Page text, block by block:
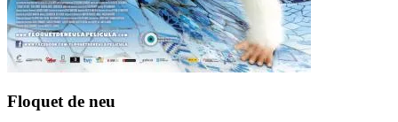
Floquet de neu